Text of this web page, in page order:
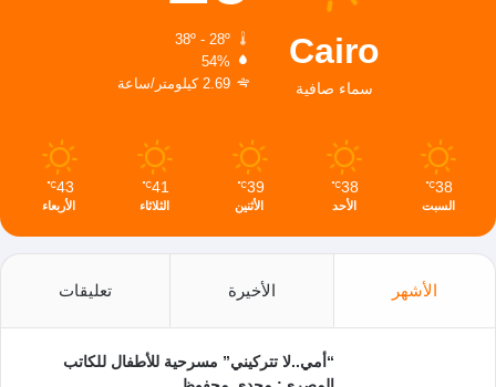
Cairo
سماء صافية
38º - 28º
54%
2.69 كيلومتر/ساعة
38
℃
السبت
38
℃
الأحد
39
℃
الأثنين
41
℃
الثلاثاء
43
℃
الأربعاء
الأشهر الأخيرة تعليقات
“أمي..لا تتركيني” مسرحية للأطفال للكاتب